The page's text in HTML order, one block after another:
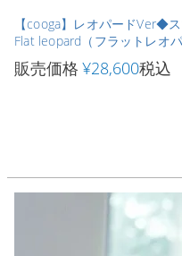
【cooga】レオパード
Flat leopard（フラットレオパ
販売価格 ¥28,600税込